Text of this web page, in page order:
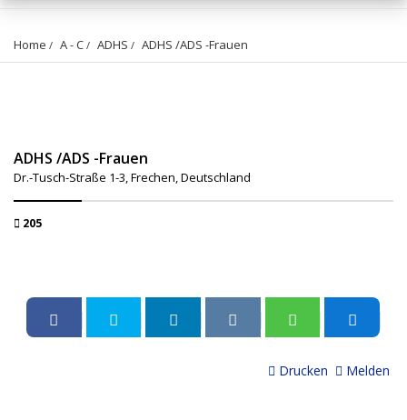
Home A - C ADHS ADHS /ADS -Frauen
ADHS /ADS -Frauen
Dr.-Tusch-Straße 1-3, Frechen, Deutschland
205
Melden
Drucken